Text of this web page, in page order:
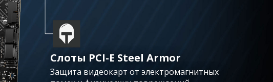
Слоты PCI-E Steel Armor
Защита видеокарт от электромагнитных